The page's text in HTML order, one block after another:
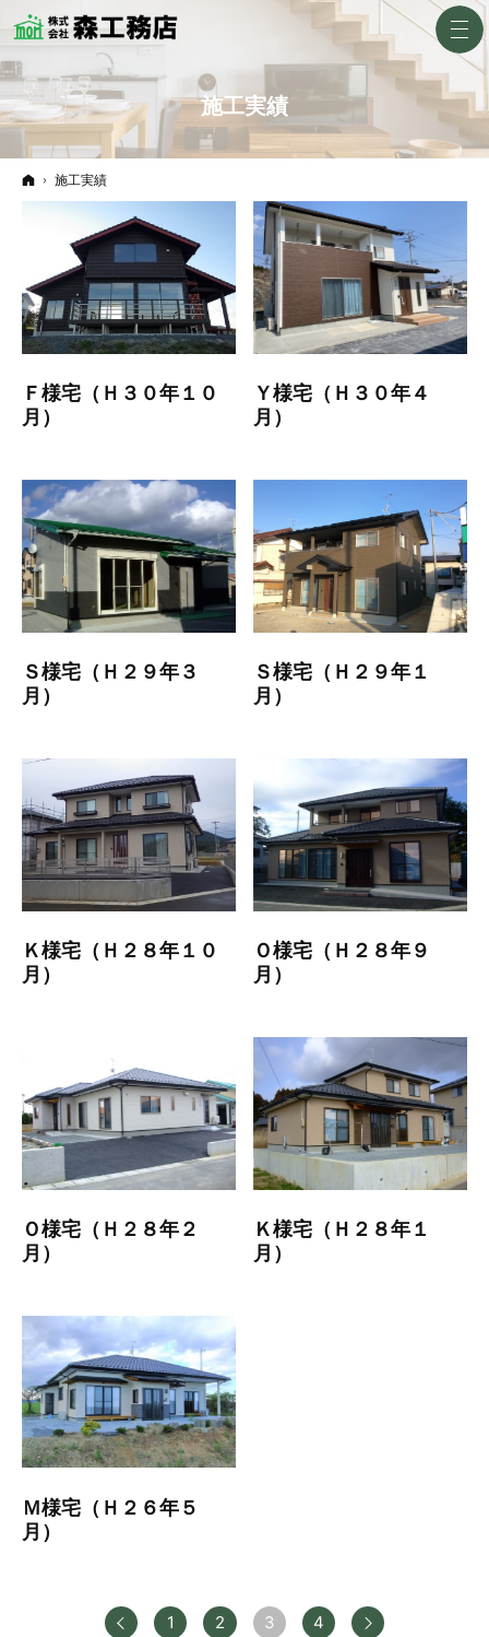
施工実績
ホーム
施工実績
Ｆ様宅（Ｈ３０年１０
月）
Ｙ様宅（Ｈ３０年４
月）
Ｓ様宅（Ｈ２９年３
月）
Ｓ様宅（Ｈ２９年１
月）
Ｋ様宅（Ｈ２８年１０
月）
Ｏ様宅（Ｈ２８年９
月）
Ｏ様宅（Ｈ２８年２
月）
Ｋ様宅（Ｈ２８年１
月）
Ｍ様宅（Ｈ２６年５
月）
1 2 3 4